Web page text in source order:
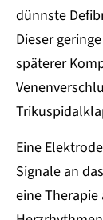
dünnste
Dieser
späterer
Eine
Signale an
eine